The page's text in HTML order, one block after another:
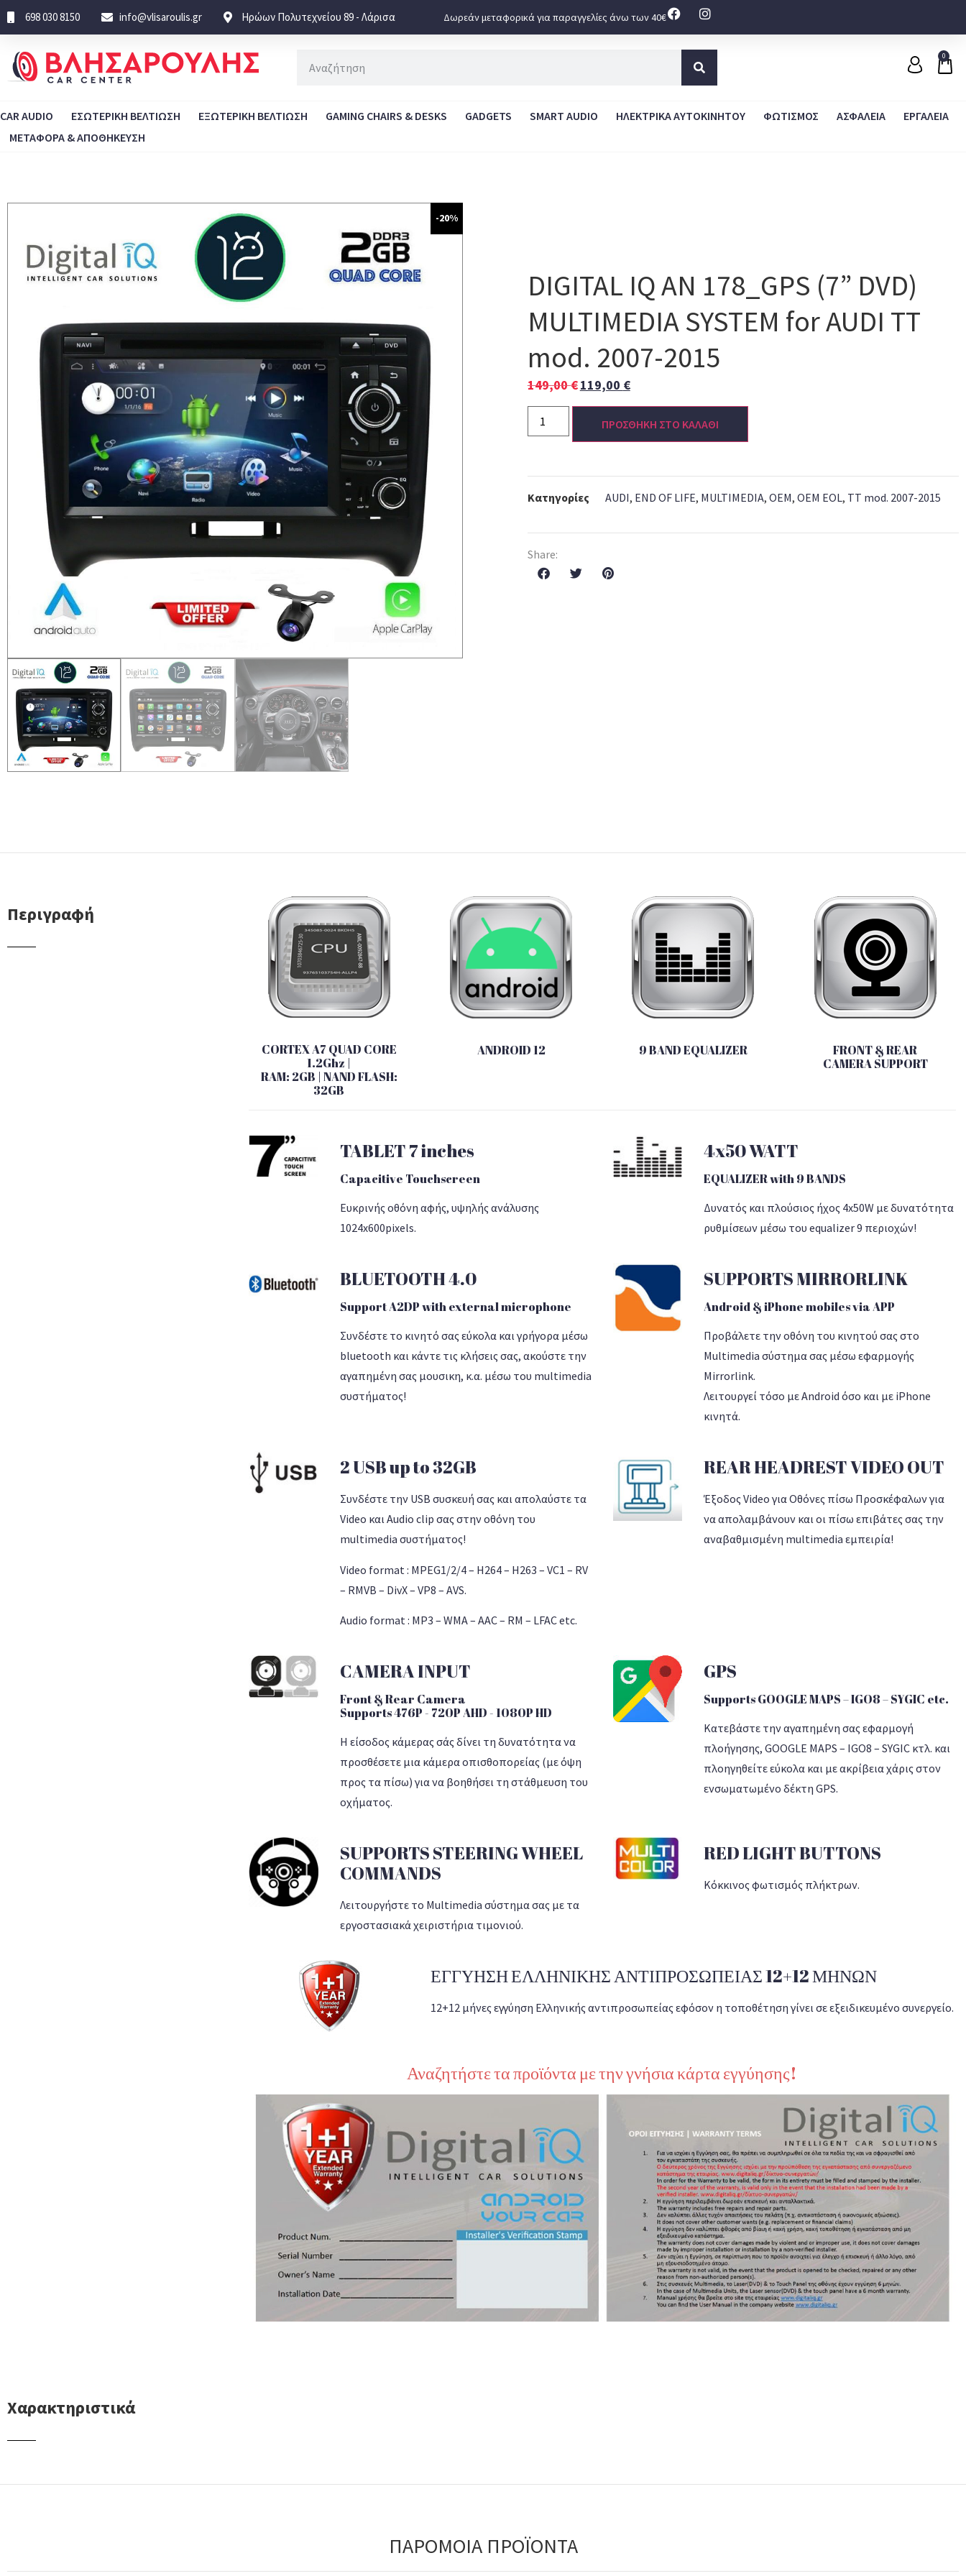
698 030 8150 info@vlisaroulis.gr Ηρώων Πολυτεχνείου 89 - Λάρισα Δωρεάν μεταφορικά για παραγγελίες άνω των 40€
0
CAR AUDIO ΕΣΩΤΕΡΙΚΗ ΒΕΛΤΙΩΣΗ ΕΞΩΤΕΡΙΚΗ ΒΕΛΤΙΩΣΗ GAMING CHAIRS & DESKS GADGETS SMART AUDIO ΗΛΕΚΤΡΙΚΑ ΑΥΤΟΚΙΝΗΤΟΥ ΦΩΤΙΣΜΟΣ ΑΣΦΑΛΕΙΑ
ΕΡΓΑΛΕΙΑ
ΜΕΤΑΦΟΡΑ & ΑΠΟΘΗΚΕΥΣΗ
-20%
DIGITAL IQ AN 178_GPS (7” DVD)
MULTIMEDIA SYSTEM for AUDI ΤΤ
mod. 2007-2015
149,00€119,00 €
ΠΡΟΣΘΗΚΗ ΣΤΟ ΚΑΛΑΘΙ
Κατηγορίες AUDI, END OF LIFE, MULTIMEDIA, OEM, OEM EOL, TT mod. 2007-2015
Share:
Περιγραφή
CORTEX A7 QUAD CORE
1.2Ghz |
RAM: 2GB | NAND FLASH:
32GB
ANDROID 12 9 BAND EQUALIZER
FRONT & REAR
CAMERA SUPPORT
TABLET 7 inches
Capacitive Touchscreen
Eυκρινής οθόνη αφής, υψηλής ανάλυσης
1024x600pixels.
4x50 WATT
EQUALIZER with 9 BANDS
Δυνατός και πλούσιος ήχος 4x50W με δυνατότητα
ρυθμίσεων μέσω του equalizer 9 περιοχών!
BLUETOOTH 4.0
Support A2DP with external microphone
Συνδέστε το κινητό σας εύκολα και γρήγορα μέσω
bluetooth και κάντε τις κλήσεις σας, ακούστε την
αγαπημένη σας μουσικη, κ.α. μέσω του multimedia
συστήματος!
SUPPORTS MIRRORLINK
Android & iPhone mobiles via APP
Προβάλετε την οθόνη του κινητού σας στο
Multimedia σύστημα σας μέσω εφαρμογής
Mirrorlink.
Λειτουργεί τόσο με Android όσο και με iPhone
κινητά.
2 USB up to 32GB
Συνδέστε την USB συσκευή σας και απολαύστε τα
Video και Audio clip σας στην οθόνη του
multimedia συστήματος!
Video format : MPEG1/2/4 – H264 – H263 – VC1 – RV
– RMVB – DivX – VP8 – AVS.
Audio format : MP3 – WMA – AAC – RM – LFAC etc.
REAR HEADREST VIDEO OUT
Έξοδος Video για Οθόνες πίσω Προσκέφαλων για
να απολαμβάνουν και οι πίσω επιβάτες σας την
αναβαθμισμένη multimedia εμπειρία!
CAMERA INPUT
Front & Rear Camera
Supports 476P - 720P AHD - 1080P HD
Η είσοδος κάμερας σάς δίνει τη δυνατότητα να
προσθέσετε μια κάμερα οπισθοπορείας (με όψη
προς τα πίσω) για να βοηθήσει τη στάθμευση του
οχήματος.
GPS
Supports GOOGLE MAPS – IGO8 – SYGIC etc.
Κατεβάστε την αγαπημένη σας εφαρμογή
πλοήγησης, GOOGLE MAPS – IGO8 – SYGIC κτλ. και
πλοηγηθείτε εύκολα και με ακρίβεια χάρις στον
ενσωματωμένο δέκτη GPS.
SUPPORTS STEERING WHEEL
COMMANDS
Λειτουργήστε το Multimedia σύστημα σας με τα
εργοστασιακά χειριστήρια τιμονιού.
RED LIGHT BUTTONS
Κόκκινος φωτισμός πλήκτρων.
ΕΓΓΥΗΣΗ ΕΛΛΗΝΙΚΗΣ ΑΝΤΙΠΡΟΣΩΠΕΙΑΣ 12+12 ΜΗΝΩΝ
12+12 μήνες εγγύηση Ελληνικής αντιπροσωπείας εφόσον η τοποθέτηση γίνει σε εξειδικευμένο συνεργείο.
Αναζητήστε τα προϊόντα με την γνήσια κάρτα εγγύησης!
Χαρακτηριστικά
ΠΑΡΟΜΟΙΑ ΠΡΟΪΟΝΤΑ